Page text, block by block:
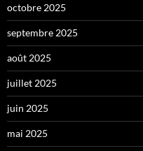
octobre 2025
septembre 2025
août 2025
juillet 2025
juin 2025
mai 2025